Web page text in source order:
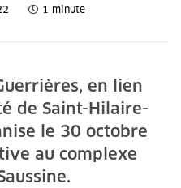
1 minute
en lien
de Saint-Hilaire-
le 30 octobre
au complexe